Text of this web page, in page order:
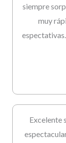
siempre
muy
Excelente